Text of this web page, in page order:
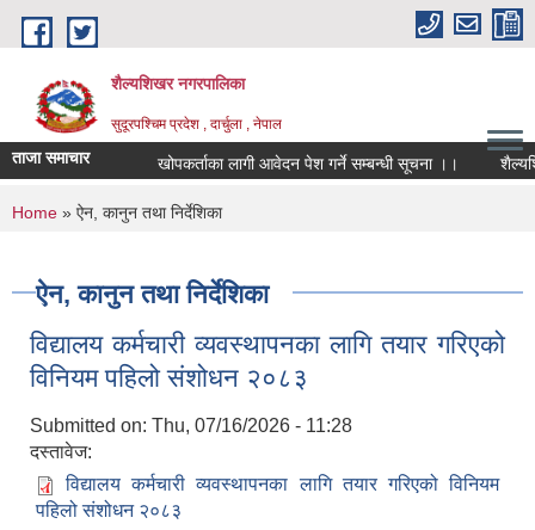
Skip to main content
शैल्यशिखर नगरपालिका
सुदूरपश्चिम प्रदेश , दार्चुला , नेपाल
ताजा समाचार खोपकर्ताका लागी आवेदन पेश गर्ने सम्बन्धी सूचना ।।
You are here
Home » ऐन, कानुन तथा निर्देशिका
ऐन, कानुन तथा निर्देशिका
विद्यालय कर्मचारी व्यवस्थापनका लागि तयार गरिएको
विनियम पहिलो संशोधन २०८३
Submitted on: Thu, 07/16/2026 - 11:28
दस्तावेज:
विद्यालय कर्मचारी व्यवस्थापनका लागि तयार गरिएको विनियम
पहिलो संशोधन २०८३